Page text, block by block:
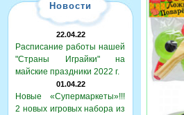
Новости
22.04.22
Расписание работы нашей
"Страны Играйки" на
майские праздники 2022 г.
01.04.22
Новые «Супермаркеты»!!!
2 новых игровых набора из